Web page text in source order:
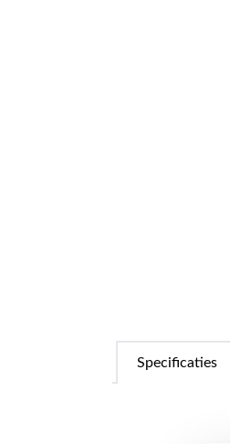
Specificaties